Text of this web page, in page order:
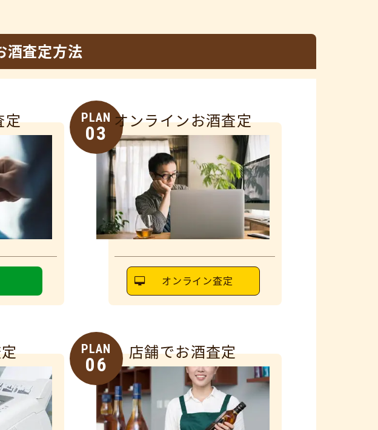
酒査定方法
定 PLAN
03
オンラインお酒査定
オンライン査定
PLAN
06
店舗でお酒査定